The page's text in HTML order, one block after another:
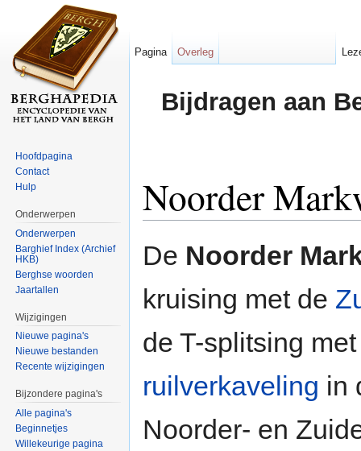
Bijdragen aan
Noorder
De Noorder
kruising met de
de T-splitsing
ruilverkaveling in
Noorder- en
Pagina Overleg
Hoofdpagina
Contact
Hulp
Onderwerpen
Onderwerpen
Barghief Index (Archief
HKB)
Berghse woorden
Jaartallen
Wijzigingen
Nieuwe pagina's
Nieuwe bestanden
Recente wijzigingen
Bijzondere pagina's
Alle pagina's
Beginnetjes
Willekeurige pagina